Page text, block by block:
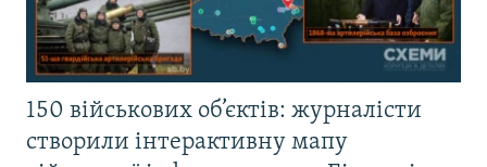
150 військових об’єктів: журналісти
створили інтерактивну мапу